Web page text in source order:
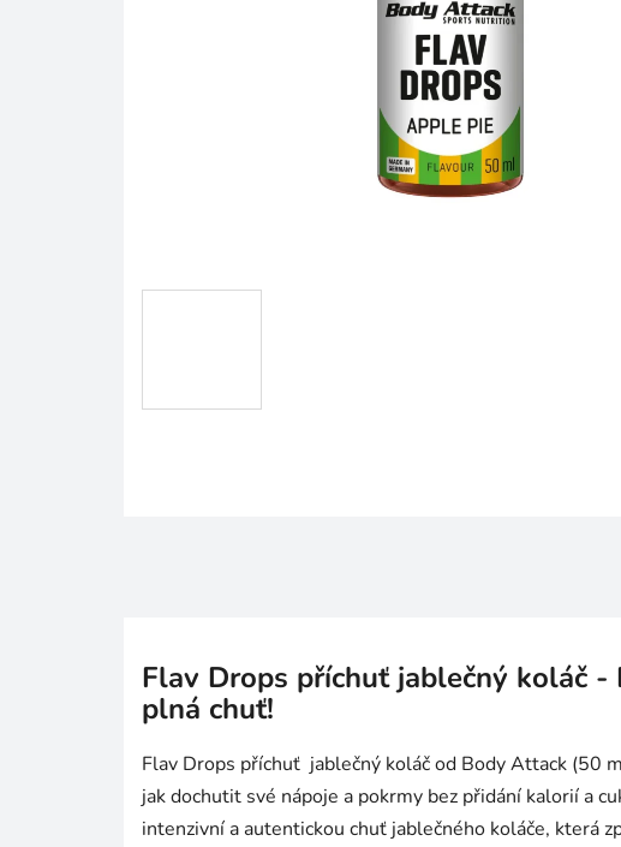
Flav Drops příchuť jablečný koláč
plná chuť!
Flav Drops příchuť jablečný koláč od Body Attack (50
jak dochutit své nápoje a pokrmy bez přidání kalorií a
intenzivní a autentickou chuť jablečného koláče, která